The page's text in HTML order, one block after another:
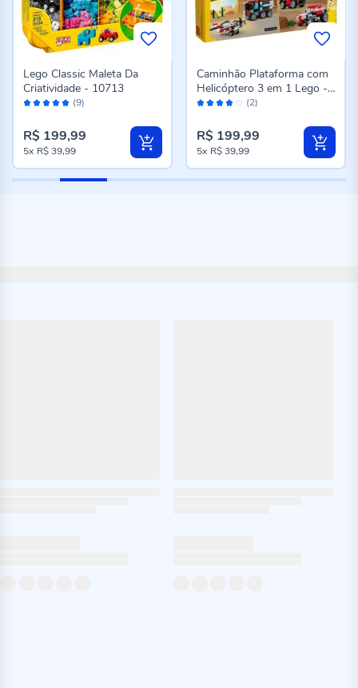
Avaliação: (9)
Lego Classic Maleta Da
Criatividade - 10713
R$ 199,99
5x R$ 39,99
Avaliação: (2)
Caminhão Plataforma com
Helicóptero 3 em 1 Lego -
31146
R$ 199,99
5x R$ 39,99